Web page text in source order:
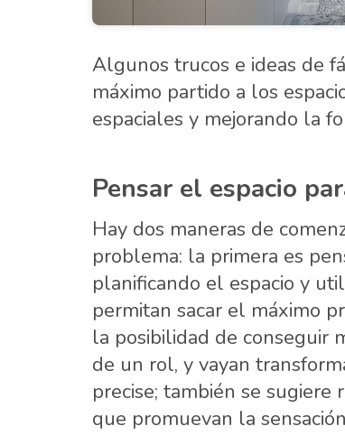
Algunos trucos e ideas de
máximo partido a los
espaciales y mejorando la
Pensar el espacio
Hay dos maneras de
problema: la primera es
planificando el espacio y
permitan sacar el máximo
la posibilidad de conseguir
de un rol, y vayan
precise; también se
que promuevan la